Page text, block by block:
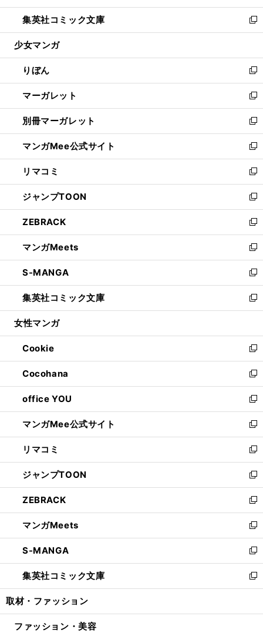
開
く
ウ
で
開
ン
ド
ウ
開
く
ウ
ィ
ン
ウ
で
開
く
し
い
ウ
ン
ド
ウ
で
開
く
集英社コミック文庫
新
し
ウ
ィ
ン
ド
ウ
で
開
く
少女マンガ
りぼん
新
し
い
ウ
ィ
ン
ド
ウ
で
開
く
マーガレット
新
し
い
ウ
ィ
ン
ド
ウ
で
開
く
別冊マーガレット
新
し
い
ウ
ィ
ン
ド
ウ
で
開
く
マンガMee公式サイト
新
し
い
ウ
ィ
ン
ド
ウ
で
開
く
リマコミ
新
し
い
ウ
ィ
ン
ド
ウ
で
開
く
ジャンプTOON
新
し
い
ウ
ィ
ン
ド
ウ
で
開
ZEBRACK
新
し
い
ウ
ィ
ン
ド
ウ
開
く
マンガMeets
新
し
い
ウ
ィ
ン
ウ
で
開
く
S-MANGA
新
し
い
ウ
ン
ド
ウ
で
開
く
集英社コミック文庫
新
し
ウ
ィ
ン
ド
ウ
で
開
く
女性マンガ
Cookie
新
し
い
ウ
ィ
ン
ド
ウ
で
開
く
Cocohana
新
し
い
ウ
ィ
ン
ド
ウ
で
開
く
office YOU
新
し
い
ウ
ィ
ン
ド
ウ
で
開
く
マンガMee公式サイト
新
し
い
ウ
ィ
ン
ド
ウ
で
開
く
リマコミ
新
し
い
ウ
ィ
ン
ド
ウ
で
開
く
ジャンプTOON
新
し
い
ウ
ィ
ン
ド
ウ
で
開
ZEBRACK
新
し
い
ウ
ィ
ン
ド
ウ
開
マンガMeets
新
し
い
ウ
ィ
ン
ウ
S-MANGA
新
し
い
ウ
ン
集英社コミック文庫
新
し
ウ
取材・ファッション
ファッション・美容